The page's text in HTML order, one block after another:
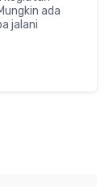
ada
jalani